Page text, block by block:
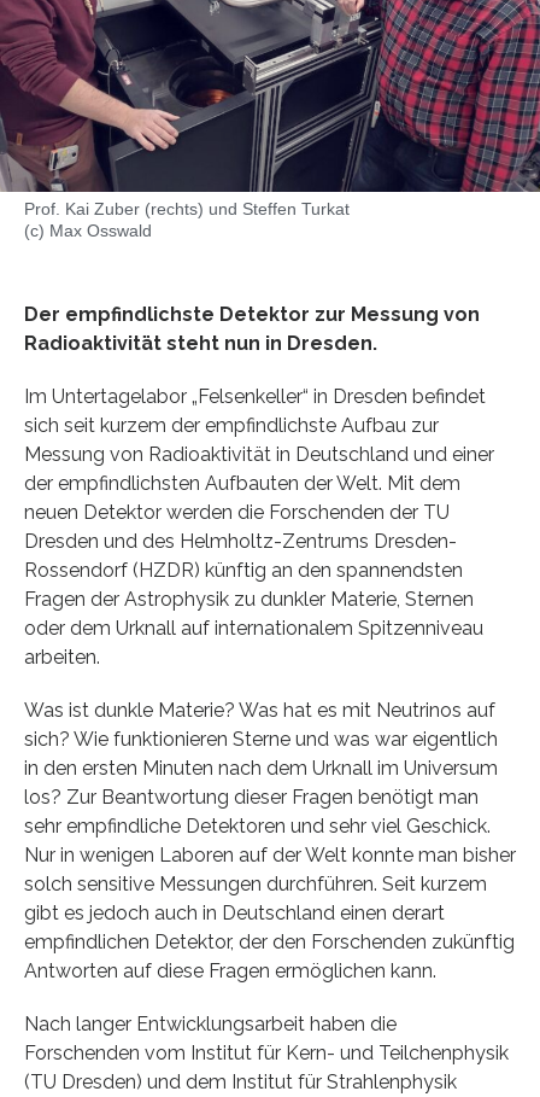
Prof. Kai Zuber (rechts) und Steffen Turkat
(c) Max Osswald
Der empfindlichste Detektor zur Messung von
Radioaktivität steht nun in Dresden.
Im Untertagelabor „Felsenkeller“ in Dresden befindet
sich seit kurzem der empfindlichste Aufbau zur
Messung von Radioaktivität in Deutschland und einer
der empfindlichsten Aufbauten der Welt. Mit dem
neuen Detektor werden die Forschenden der TU
Dresden und des Helmholtz-Zentrums Dresden-
Rossendorf (HZDR) künftig an den spannendsten
Fragen der Astrophysik zu dunkler Materie, Sternen
oder dem Urknall auf internationalem Spitzenniveau
arbeiten.
Was ist dunkle Materie? Was hat es mit Neutrinos auf
sich? Wie funktionieren Sterne und was war eigentlich
in den ersten Minuten nach dem Urknall im Universum
los? Zur Beantwortung dieser Fragen benötigt man
sehr empfindliche Detektoren und sehr viel Geschick.
Nur in wenigen Laboren auf der Welt konnte man bisher
solch sensitive Messungen durchführen. Seit kurzem
gibt es jedoch auch in Deutschland einen derart
empfindlichen Detektor, der den Forschenden zukünftig
Antworten auf diese Fragen ermöglichen kann.
Nach langer Entwicklungsarbeit haben die
Forschenden vom Institut für Kern- und Teilchenphysik
(TU Dresden) und dem Institut für Strahlenphysik